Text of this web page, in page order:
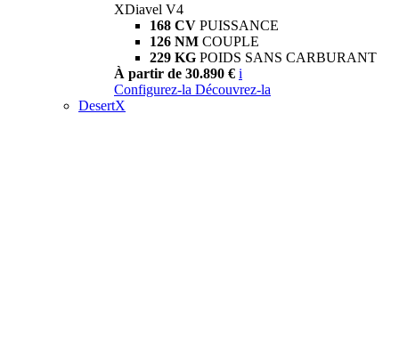
XDiavel V4
168 CV PUISSANCE
126 NM COUPLE
229 KG POIDS SANS CARBURANT
À partir de 30.890 € i
Configurez-la Découvrez-la
DesertX